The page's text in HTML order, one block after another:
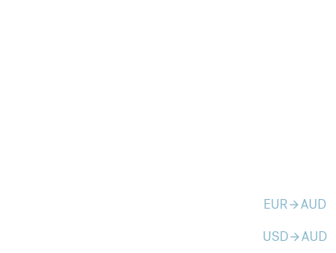
EURarrow_forwardAUD
USDarrow_forwardAUD